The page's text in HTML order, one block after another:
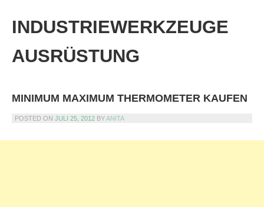
content
INDUSTRIEWERKZEUGE
AUSRÜSTUNG
MINIMUM MAXIMUM THERMOMETER KAUFEN
POSTED ON JULI 25, 2012 BYANITA